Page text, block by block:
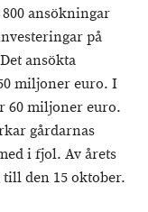
ansökningar
på
ansökta
miljoner euro. I
60 miljoner euro.
gårdarnas
i fjol. Av årets
den 15 oktober.